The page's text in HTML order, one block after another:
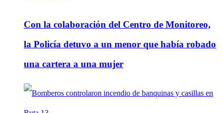
Con la colaboración del Centro de Monitoreo,
la Policía detuvo a un menor que había robado
una cartera a una mujer